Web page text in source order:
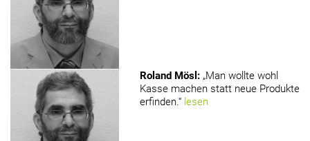
Roland Mösl : „Man wollte wohl
Kasse machen statt neue Produkte
erfinden.“ lesen